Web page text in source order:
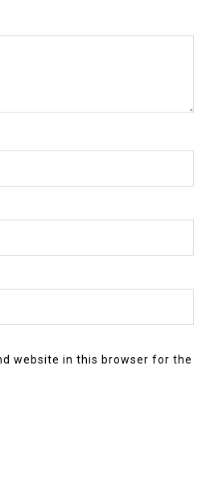
website in this browser for the